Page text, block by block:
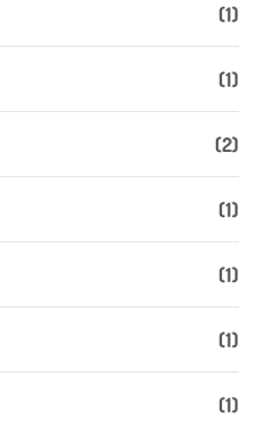
(1)
(1)
(2)
(1)
(1)
(1)
(1)